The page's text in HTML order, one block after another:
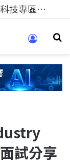
科技人的經驗傳承地！在 Pei Pei 科技專區，與學弟妹交流最硬核的技術
試分享